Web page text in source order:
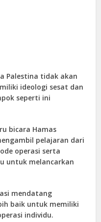
Palestina tidak akan
ideologi sesat dan
seperti ini
bicara Hamas
pelajaran dari
operasi serta
untuk melancarkan
mendatang
baik untuk memiliki
individu.